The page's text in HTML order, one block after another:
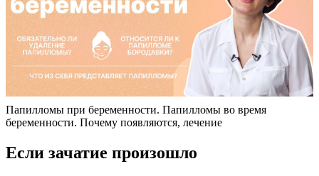
Папилломы при беременности. Папилломы во время
беременности. Почему появляются, лечение
Если зачатие произошло